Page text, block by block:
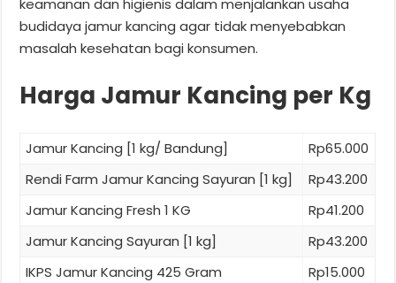
keamanan dan higienis dalam menjalankan usaha
budidaya jamur kancing agar tidak menyebabkan
masalah kesehatan bagi konsumen.
Harga Jamur Kancing per Kg
Jamur Kancing [1 kg/ Bandung]
Rp65.000
Rendi Farm Jamur Kancing Sayuran [1 kg]
Rp43.200
Jamur Kancing Fresh 1 KG
Rp41.200
Jamur Kancing Sayuran [1 kg]
Rp43.200
IKPS Jamur Kancing 425 Gram
Rp15.000